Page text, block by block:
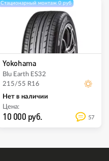
Стационарный монтаж 0 руб
Yokohama
Blu Earth ES32
215/55 R16
Нет в наличии
Цена:
10 000 руб. 57